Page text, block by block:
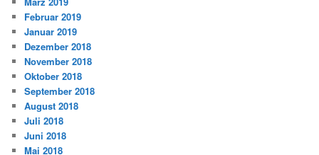
Februar 2019
Januar 2019
Dezember 2018
November 2018
Oktober 2018
September 2018
August 2018
Juli 2018
Juni 2018
Mai 2018